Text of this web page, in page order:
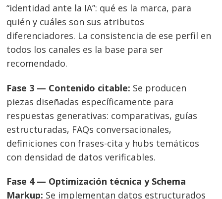
“identidad ante la IA”: qué es la marca, para
quién y cuáles son sus atributos
diferenciadores. La consistencia de ese perfil en
todos los canales es la base para ser
recomendado.
Fase 3 — Contenido citable: Se producen
piezas diseñadas específicamente para
respuestas generativas: comparativas, guías
estructuradas, FAQs conversacionales,
definiciones con frases-cita y hubs temáticos
con densidad de datos verificables.
Fase 4 — Optimización técnica y Schema
Markup: Se implementan datos estructurados
Navegación
de
entradas